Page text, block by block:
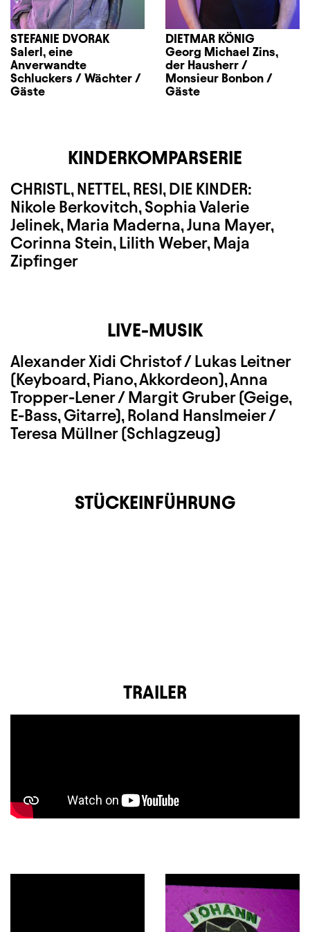
STEFANIE DVORAK
Salerl, eine
Anverwandte
Schluckers / Wächter /
Gäste
DIETMAR KÖNIG
Georg Michael Zins,
der Hausherr /
Monsieur Bonbon /
Gäste
KINDERKOMPARSERIE
CHRISTL, NETTEL, RESI, DIE KINDER:
Nikole Berkovitch, Sophia Valerie
Jelinek, Maria Maderna, Juna Mayer,
Corinna Stein, Lilith Weber, Maja
Zipfinger
LIVE-MUSIK
Alexander Xidi Christof / Lukas Leitner
(Keyboard, Piano, Akkordeon), Anna
Tropper-Lener / Margit Gruber (Geige,
E-Bass, Gitarre), Roland Hanslmeier /
Teresa Müllner (Schlagzeug)
STÜCKEINFÜHRUNG
TRAILER